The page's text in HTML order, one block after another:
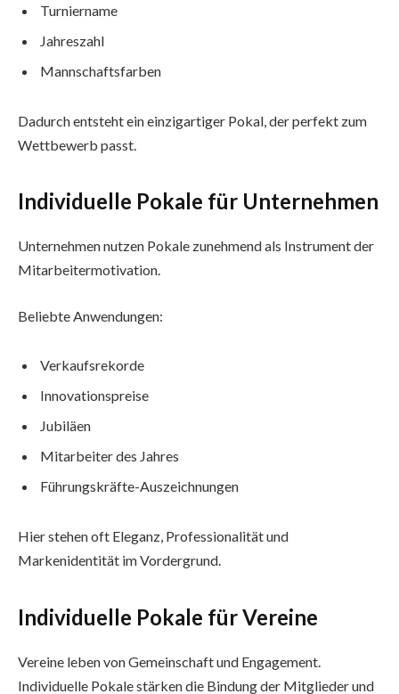
Turniername
Jahreszahl
Mannschaftsfarben
Dadurch entsteht ein einzigartiger Pokal, der perfekt zum
Wettbewerb passt.
Individuelle Pokale für Unternehmen
Unternehmen nutzen Pokale zunehmend als Instrument der
Mitarbeitermotivation.
Beliebte Anwendungen:
Verkaufsrekorde
Innovationspreise
Jubiläen
Mitarbeiter des Jahres
Führungskräfte-Auszeichnungen
Hier stehen oft Eleganz, Professionalität und
Markenidentität im Vordergrund.
Individuelle Pokale für Vereine
Vereine leben von Gemeinschaft und Engagement.
Individuelle Pokale stärken die Bindung der Mitglieder und